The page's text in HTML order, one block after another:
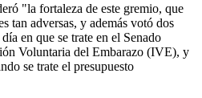
"la fortaleza de este gremio, que
tan adversas, y además votó dos
en que se trate en el Senado
Voluntaria del Embarazo (IVE), y
se trate el presupuesto